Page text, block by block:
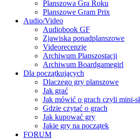
Planszowa Gra Roku
Planszowe Gram Prix
Audio/Video
Audiobook GF
Zjawiska ponadplanszowe
Videorecenzje
Archiwum Planszostacji
Archiwum Boardgamegirl
Dla początkujących
Dlaczego gry planszowe
Jak grać
Jak mówić o grach czyli mini-
Gdzie czytać o grach
Jak kupować gry
Jakie gry na początek
FORUM